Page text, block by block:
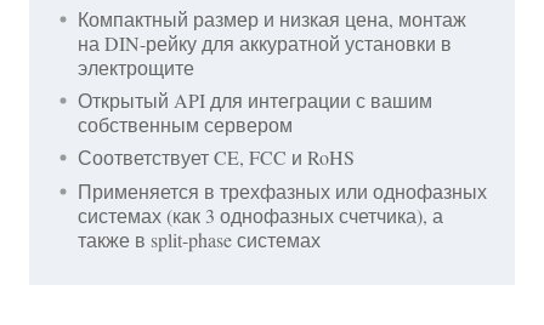
Компактный размер и низкая цена, монтаж
на DIN-рейку для аккуратной установки в
электрощите
Открытый API для интеграции с вашим
собственным сервером
Соответствует CE, FCC и RoHS
Применяется в трехфазных или однофазных
системах (как 3 однофазных счетчика), а
также в split-phase системах